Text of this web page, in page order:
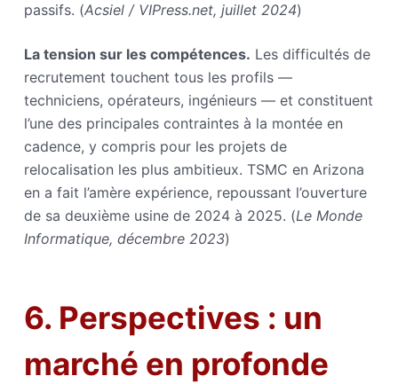
passifs. (Acsiel / VIPress.net, juillet 2024)
La tension sur les compétences. Les difficultés de
recrutement touchent tous les profils —
techniciens, opérateurs, ingénieurs — et constituent
l’une des principales contraintes à la montée en
cadence, y compris pour les projets de
relocalisation les plus ambitieux. TSMC en Arizona
en a fait l’amère expérience, repoussant l’ouverture
de sa deuxième usine de 2024 à 2025. (Le Monde
Informatique, décembre 2023)
6. Perspectives : un
marché en profonde